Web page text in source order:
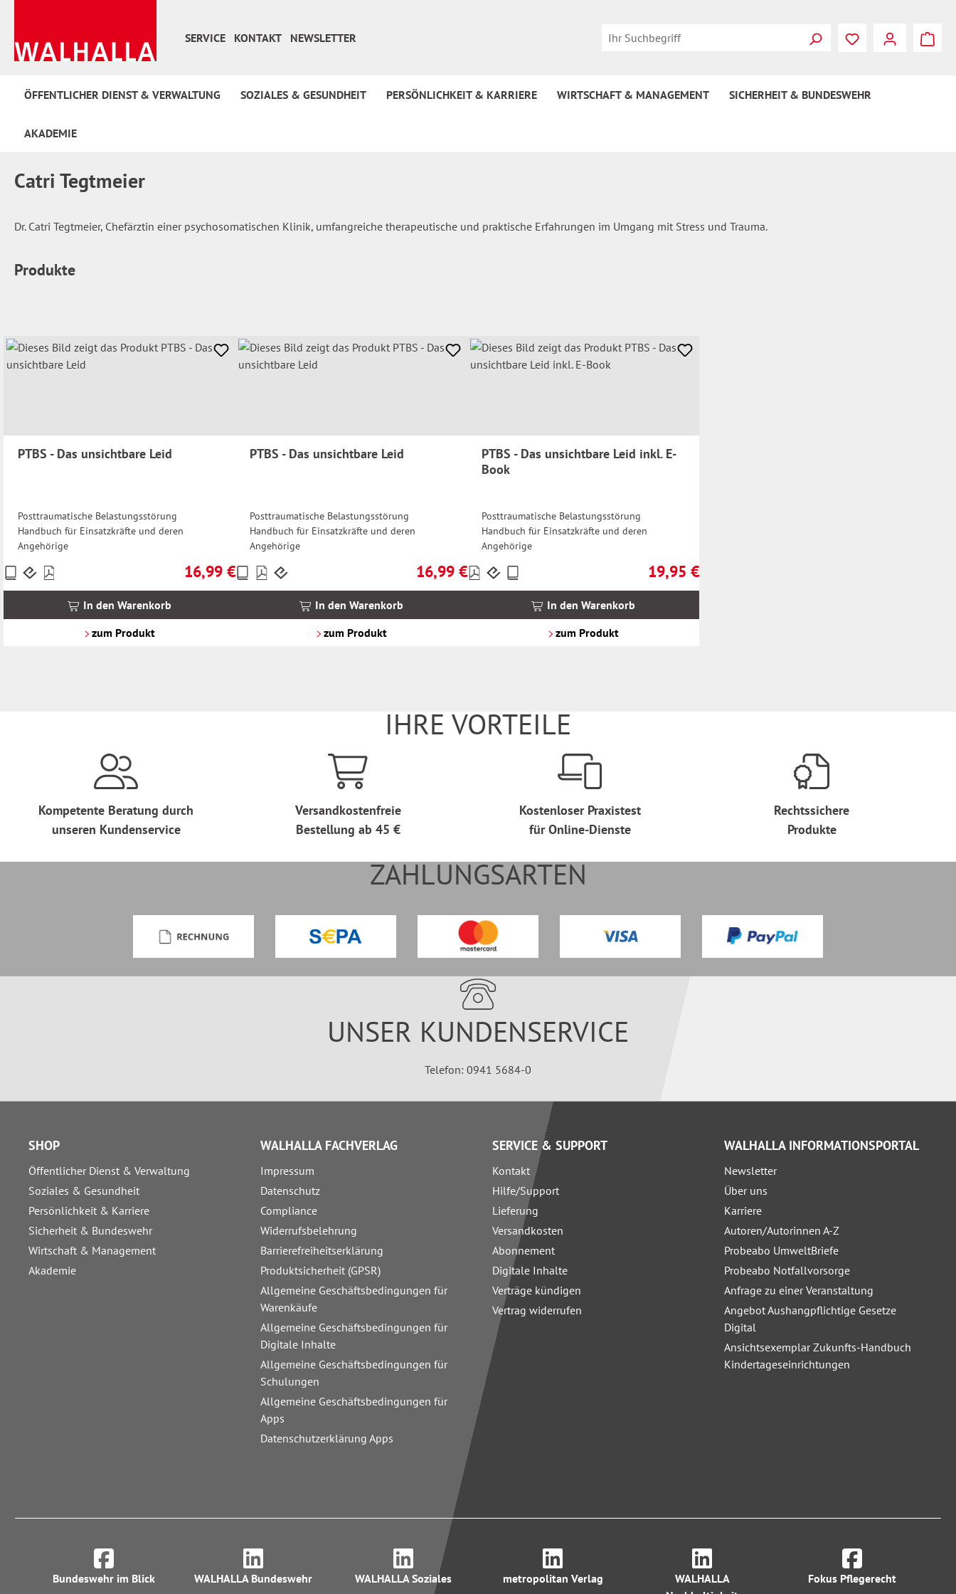
SERVICE
KONTAKT NEWSLETTER Du hast 0
ÖFFENTLICHER DIENST & VERWALTUNG SOZIALES & GESUNDHEIT PERSÖNLICHKEIT & KARRIERE WIRTSCHAFT & MANAGEMENT SICHERHEIT & BUNDESWEHR
AKADEMIE
Catri Tegtmeier
Dr. Catri Tegtmeier, Chefärztin einer psychosomatischen Klinik, umfangreiche therapeutische und praktische Erfahrungen im Umgang mit Stress und Trauma.
Produkte
PTBS - Das unsichtbare Leid
Posttraumatische Belastungsstörung
Handbuch für Einsatzkräfte und deren
Angehörige
Regulärer Preis:
16,99 €
Preise
inkl.
In den Warenkorb
zum Produkt
PTBS - Das unsichtbare Leid
Posttraumatische Belastungsstörung
Handbuch für Einsatzkräfte und deren
Angehörige
Regulärer Preis:
16,99 €
Preise
inkl.
In den Warenkorb
zum Produkt
PTBS - Das unsichtbare Leid inkl. E-
Book
Posttraumatische Belastungsstörung
Handbuch für Einsatzkräfte und deren
Angehörige
Regulärer Preis:
19,95 €
Preise
inkl.
In den Warenkorb
zum Produkt
IHRE VORTEILE
Kompetente Beratung durch
unseren Kundenservice
Versandkostenfreie
Bestellung ab 45 €
Kostenloser Praxistest
für Online-Dienste
Rechtssichere
Produkte
ZAHLUNGSARTEN
UNSER KUNDENSERVICE
Telefon: 0941 5684-0
SHOP
Öffentlicher Dienst & Verwaltung
Soziales & Gesundheit
Persönlichkeit & Karriere
Sicherheit & Bundeswehr
Wirtschaft & Management
Akademie
WALHALLA FACHVERLAG
Impressum
Datenschutz
Compliance
Widerrufsbelehrung
Barrierefreiheitserklärung
Produktsicherheit (GPSR)
Allgemeine Geschäftsbedingungen für
Warenkäufe
Allgemeine Geschäftsbedingungen für
Digitale Inhalte
Allgemeine Geschäftsbedingungen für
Schulungen
Allgemeine Geschäftsbedingungen für
Apps
Datenschutzerklärung Apps
SERVICE & SUPPORT
Kontakt
Hilfe/Support
Lieferung
Versandkosten
Abonnement
Digitale Inhalte
Verträge kündigen
Vertrag widerrufen
WALHALLA INFORMATIONSPORTAL
Newsletter
Über uns
Karriere
Autoren/Autorinnen A-Z
Probeabo UmweltBriefe
Probeabo Notfallvorsorge
Anfrage zu einer Veranstaltung
Angebot Aushangpflichtige Gesetze
Digital
Ansichtsexemplar Zukunfts-Handbuch
Kindertageseinrichtungen
Bundeswehr im Blick WALHALLA Bundeswehr WALHALLA Soziales metropolitan Verlag
WALHALLA
Fokus Pflegerecht